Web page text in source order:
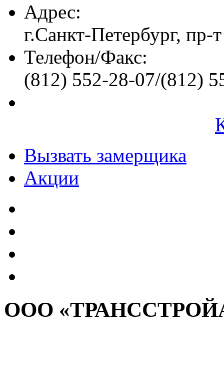
Адрес:
г.Санкт-Петербург, пр-
Телефон/Факс:
(812) 552-28-07/(812)
Вызвать замерщика
Акции
ООО